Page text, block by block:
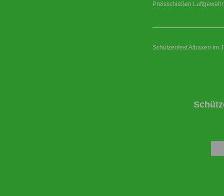
Preisschießen
Schützenfest Albaxen im